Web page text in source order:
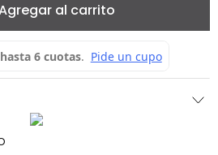
al carrito